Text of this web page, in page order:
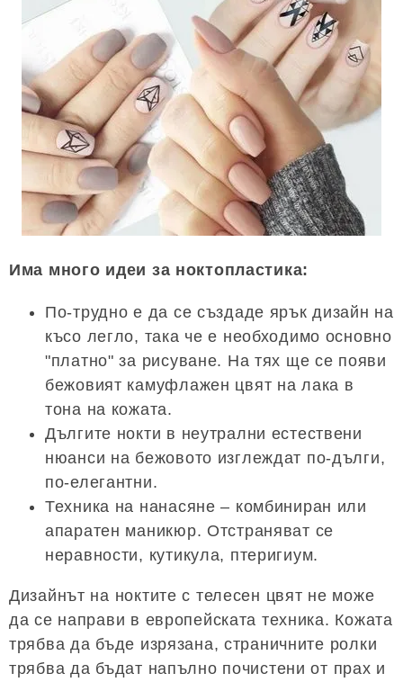
Има много идеи за ноктопластика:
По-трудно е да се създаде ярък дизайн на
късо легло, така че е необходимо основно
"платно" за рисуване. На тях ще се появи
бежовият камуфлажен цвят на лака в
тона на кожата.
Дългите нокти в неутрални естествени
нюанси на бежовото изглеждат по-дълги,
по-елегантни.
Техника на нанасяне – комбиниран или
апаратен маникюр. Отстраняват се
неравности, кутикула, птеригиум.
Дизайнът на ноктите с телесен цвят не може
да се направи в европейската техника. Кожата
трябва да бъде изрязана, страничните ролки
трябва да бъдат напълно почистени от прах и